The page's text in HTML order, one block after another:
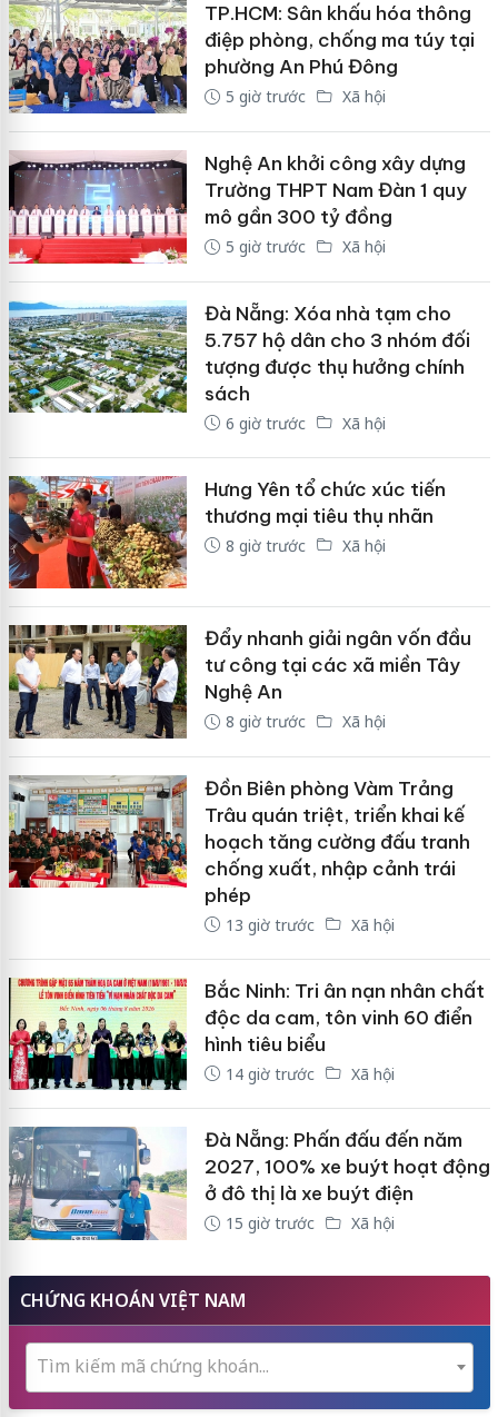
TP.HCM: Sân khấu hóa thông
điệp phòng, chống ma túy tại
phường An Phú Đông
5 giờ trước Xã hội
Nghệ An khởi công xây dựng
Trường THPT Nam Đàn 1 quy
mô gần 300 tỷ đồng
5 giờ trước Xã hội
Đà Nẵng: Xóa nhà tạm cho
5.757 hộ dân cho 3 nhóm đối
tượng được thụ hưởng chính
sách
6 giờ trước Xã hội
Hưng Yên tổ chức xúc tiến
thương mại tiêu thụ nhãn
8 giờ trước Xã hội
Đẩy nhanh giải ngân vốn đầu
tư công tại các xã miền Tây
Nghệ An
8 giờ trước Xã hội
Đồn Biên phòng Vàm Trảng
Trâu quán triệt, triển khai kế
hoạch tăng cường đấu tranh
chống xuất, nhập cảnh trái
phép
13 giờ trước Xã hội
Bắc Ninh: Tri ân nạn nhân chất
độc da cam, tôn vinh 60 điển
hình tiêu biểu
14 giờ trước Xã hội
Đà Nẵng: Phấn đấu đến năm
2027, 100% xe buýt hoạt động
ở đô thị là xe buýt điện
15 giờ trước Xã hội
CHỨNG KHOÁN VIỆT NAM
Tìm kiếm mã chứng khoán...